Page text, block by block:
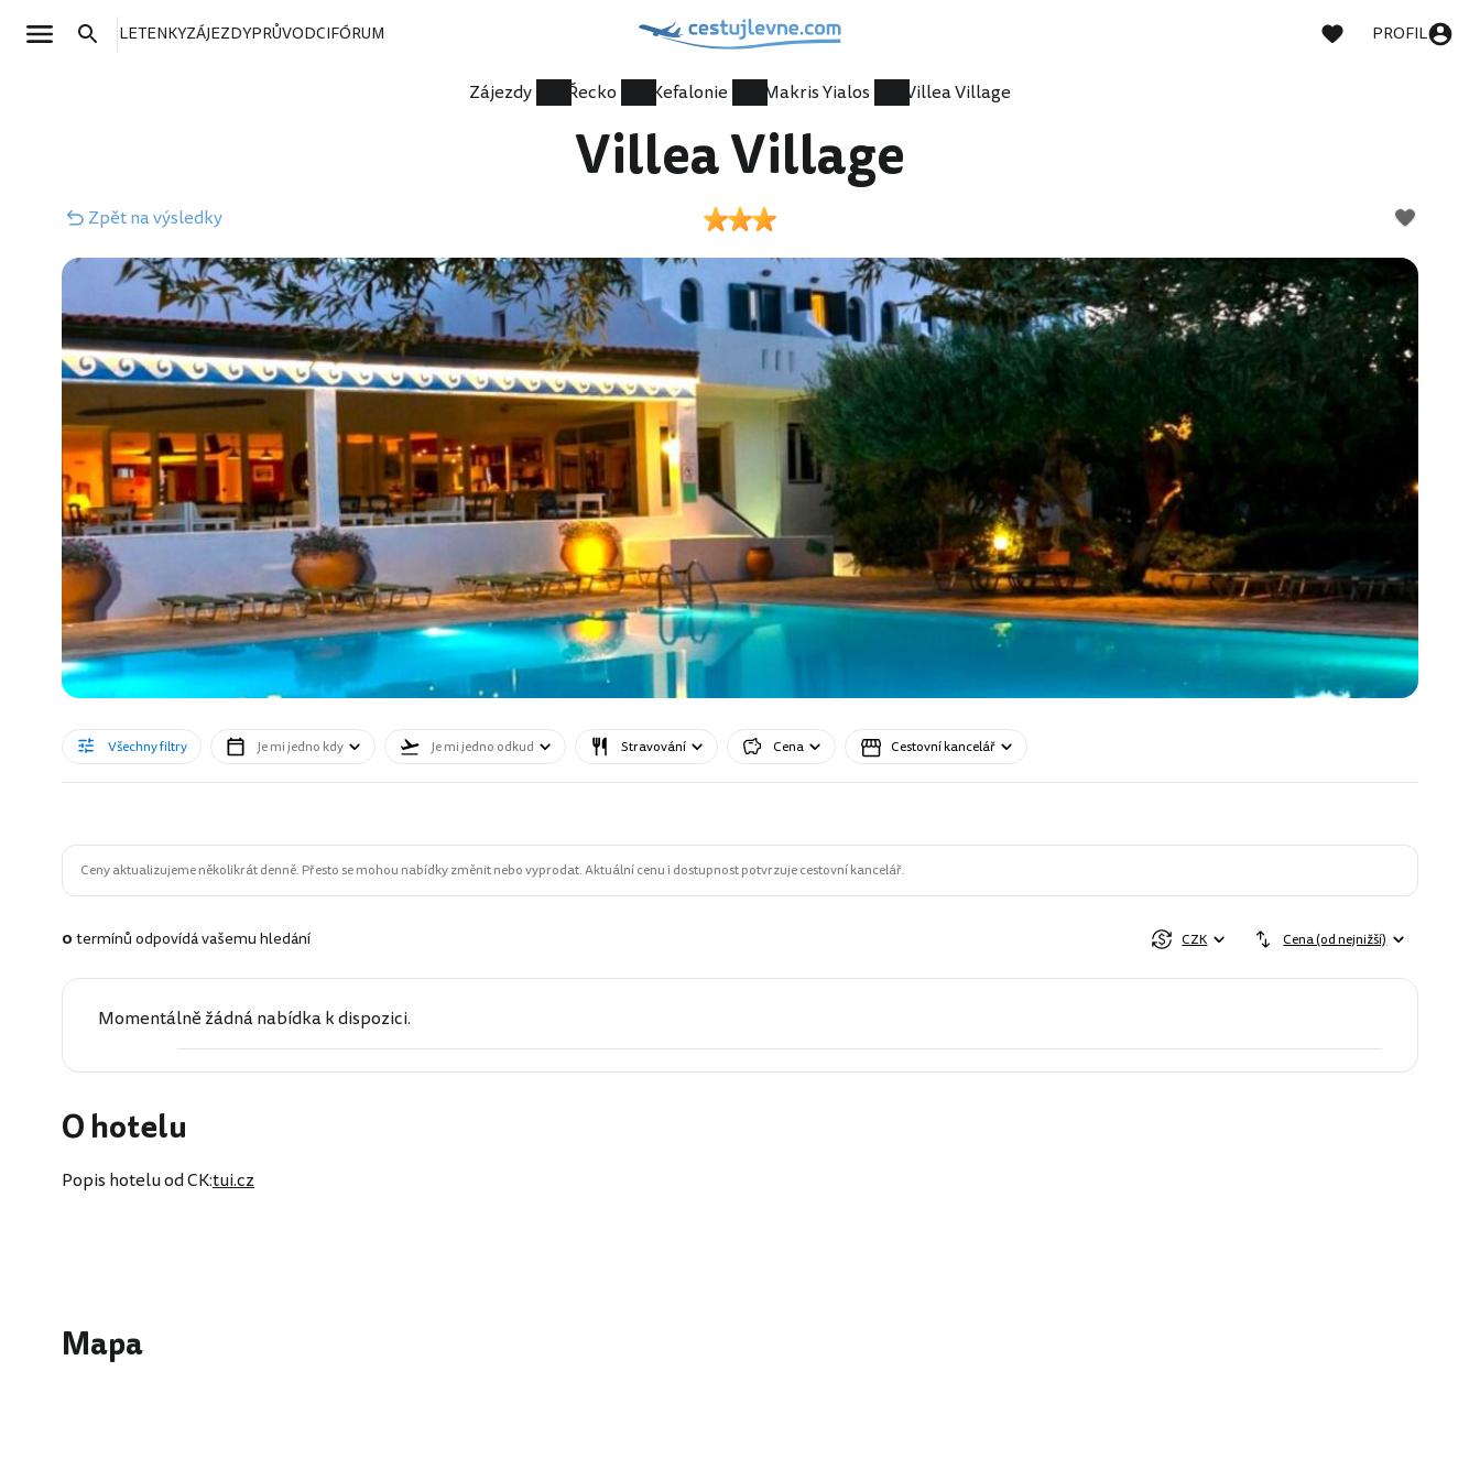
LETENKYZÁJEZDYPRŮVODCIFÓRUM PROFIL
Zájezdy Řecko Kefalonie Makris Yialos Villea Village
Villea Village
Zpětna výsledky
Všechny filtry Je mi jedno kdy Je mi jedno odkud Stravování Cena Cestovní kancelář
Ceny aktualizujeme několikrát denně. Přesto se mohou nabídky změnit nebo vyprodat. Aktuální cenu i dostupnost potvrzuje cestovní kancelář.
0termínů odpovídá vašemu hledání CZK Cena (od nejnižší)
Momentálně žádná nabídka k dispozici.
O hotelu
Popis hotelu od CK:tui.cz
Mapa